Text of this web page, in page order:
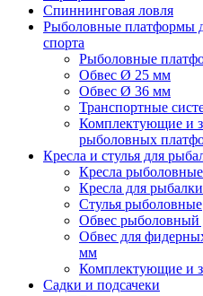
Спиннинговая ловля
Рыболовные платформы
спорта
Рыболовные
Обвес Ø 25 мм
Обвес Ø 36 мм
Транспортные
Комплектующие и
рыболовных
Кресла и стулья для
Кресла рыболовные
Кресла для
Стулья рыболовные
Обвес рыболовный
Обвес для
мм
Комплектующие и
Садки и подсачеки